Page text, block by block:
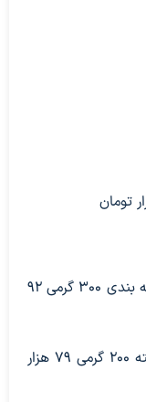
سبزی خوردن و انواع سبزی پاک کرده بسته بندی ۳۰۰ گرمی ۹۲
سبزی خوردن و انواع سبزی پاک کرده بسته ۲۰۰ گرمی ۷۹ هزار